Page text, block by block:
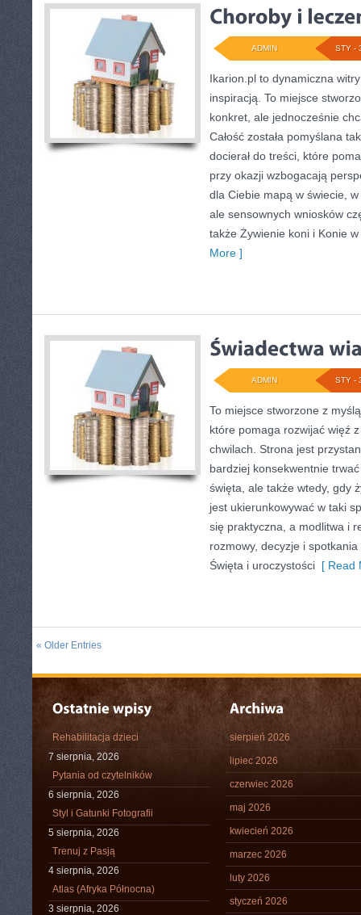
STY -
ADMIN
Ikarion.pl to dynamiczna
inspiracją. To miejsce
konkret, ale jednocześnie
Całość została pomyślana
docierał do treści, które
przy okazji wzbogacają
dla Ciebie mapą w świecie,
ale sensownych wniosków
także Żywienie koni i Konie
More ]
STY -
ADMIN
To miejsce stworzone z
które pomaga rozwijać więź
chwilach. Strona jest
bardziej konsekwentnie
święta, ale także wtedy, gdy
jest ukierunkowywać w taki
się praktyczna, a modlitwa i
rozmowy, decyzje i
Święta i uroczystości [ Read
« Older Entries
Rehabilitacja dzieci
7 sierpnia, 2026
Pytania od czytelników
6 sierpnia, 2026
Styl i Gatunki Fotografii
5 sierpnia, 2026
Trenuj z Pasją
4 sierpnia, 2026
Atlas (Afryka Północna)
3 sierpnia, 2026
sierpień 2026
lipiec 2026
czerwiec 2026
maj 2026
kwiecień 2026
marzec 2026
luty 2026
styczeń 2026